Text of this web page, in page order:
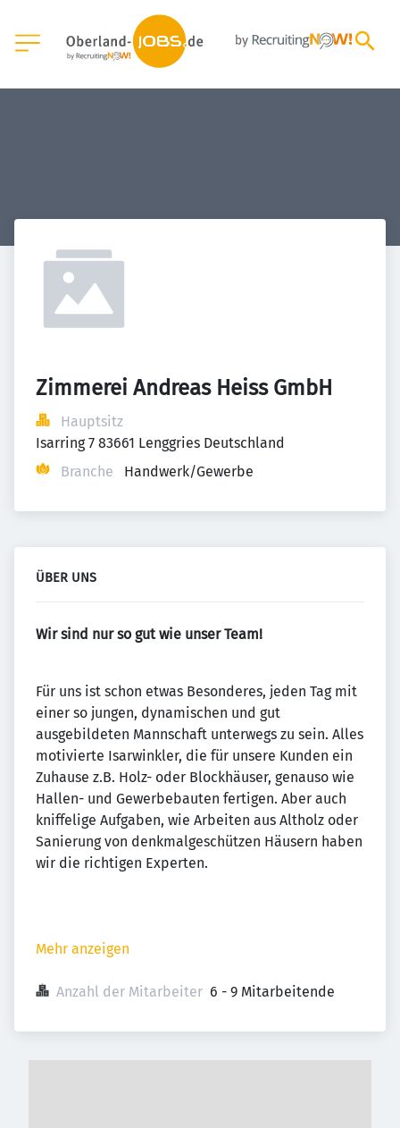
Zimmerei Andreas Heiss GmbH
Hauptsitz
Isarring 7 83661 Lenggries Deutschland
Branche
Handwerk/Gewerbe
ÜBER UNS
Wir sind nur so gut wie unser Team!
Für uns ist schon etwas Besonderes, jeden Tag mit
einer so jungen, dynamischen und gut
ausgebildeten Mannschaft unterwegs zu sein. Alles
motivierte Isarwinkler, die für unsere Kunden ein
Zuhause z.B. Holz- oder Blockhäuser, genauso wie
Hallen- und Gewerbebauten fertigen. Aber auch
kniffelige Aufgaben, wie Arbeiten aus Altholz oder
Sanierung von denkmalgeschützen Häusern haben
wir die richtigen Experten.
Mehr anzeigen
Anzahl der Mitarbeiter 6 - 9 Mitarbeitende